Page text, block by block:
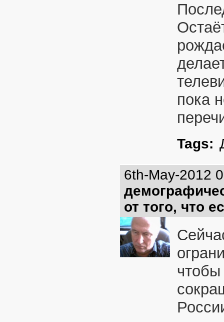
пока
Tags:
6th-May-2012
от того, что